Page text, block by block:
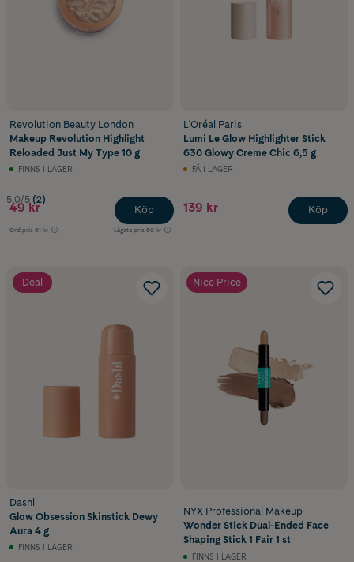
Revolution Beauty London
Makeup Revolution Highlight
Reloaded Just My Type 10 g
FINNS I LAGER
5.0/5 (2)
49 kr
Ord.pris 61 kr Lägsta pris 60 kr
Köp
L'Oréal Paris
Lumi Le Glow Highlighter Stick
630 Glowy Creme Chic 6,5 g
FÅ I LAGER
139 kr Köp
Deal
Dashl
Glow Obsession Skinstick Dewy
Aura 4 g
FINNS I LAGER
Nice Price
NYX Professional Makeup
Wonder Stick Dual-Ended Face
Shaping Stick 1 Fair 1 st
FINNS I LAGER